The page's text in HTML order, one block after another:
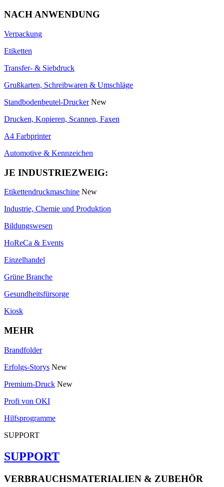
NACH ANWENDUNG
Verpackung
Etiketten
Transfer- & Siebdruck
Grußkarten, Schreibwaren & Umschläge
Standbodenbeutel-Drucker New
Drucken, Kopieren, Scannen, Faxen
A4 Farbprinter
Automotive & Kennzeichen
JE INDUSTRIEZWEIG:
Etikettendruckmaschine New
Industrie, Chemie und Produktion
Bildungswesen
HoReCa & Events
Einzelhandel
Grüne Branche
Gesundheitsfürsorge
Kiosk
MEHR
Brandfolder
Erfolgs-Storys New
Premium-Druck New
Profi von OKI
Hilfsprogramme
SUPPORT
SUPPORT
VERBRAUCHSMATERIALIEN & ZUBEHÖR